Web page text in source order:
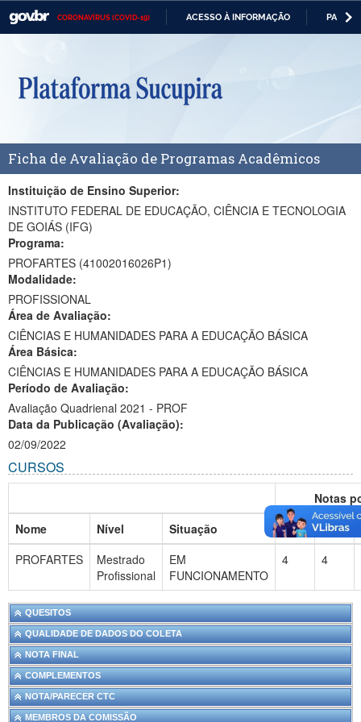
CORONAVÍRUS (COVID-19) ACESSO À INFORMAÇÃO
Casa Civil
Ministério da Defesa
Ministério da Economia
Ministério da Infraestrutura
Ministério da Agricultura, Pecuária e Abastecimento
Ministério da Educação
Ministério da Cidadania
Ministério da Saúde
Ministério de Minas e Energia
Ministério da Ciência, Tecnologia, Inovações e Comunicações
Ministério do Meio Ambiente
Ministério do Turismo
Ministério do Desenvolvimento Regional
Ministério da Mulher, da Família e dos Direitos Humanos
Secretaria de Governo
Gabinete de Segurança Institucional
Advocacia-Geral da União
Banco Central do Brasil
Ficha de Avaliação de Programas Acadêmicos
Instituição de Ensino Superior:
INSTITUTO FEDERAL DE EDUCAÇÃO, CIÊNCIA E TECNOLOGIA
DE GOIÁS (IFG)
Programa:
PROFARTES (41002016026P1)
Modalidade:
PROFISSIONAL
Área de Avaliação:
CIÊNCIAS E HUMANIDADES PARA A EDUCAÇÃO BÁSICA
Área Básica:
CIÊNCIAS E HUMANIDADES PARA A EDUCAÇÃO BÁSICA
Período de Avaliação:
Avaliação Quadrienal 2021 - PROF
Data da Publicação (Avaliação):
02/09/2022
CURSOS
Notas
Nome
Nível Situação 2013
2017
PROFARTES
Mestrado
Profissional
EM
FUNCIONAMENTO
4 4
QUESITOS
QUALIDADE DE DADOS DO COLETA
NOTA FINAL
COMPLEMENTOS
NOTA/PARECER CTC
MEMBROS DA COMISSÃO